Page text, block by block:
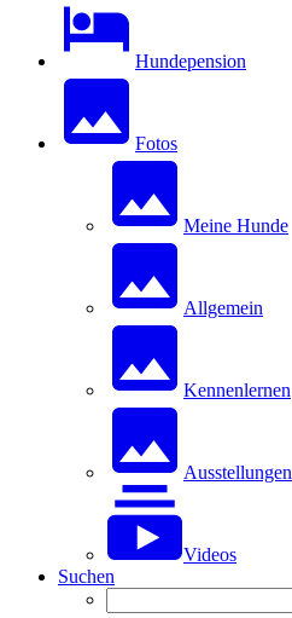
Hundepension
Fotos
Meine Hunde
Allgemein
Kennenlernen
Ausstellungen
Videos
Suchen